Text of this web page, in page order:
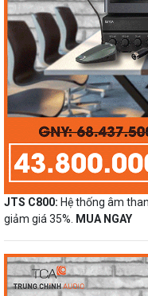
JTS C800: Hệ thống âm
giảm giá 35%.
MUA NGAY